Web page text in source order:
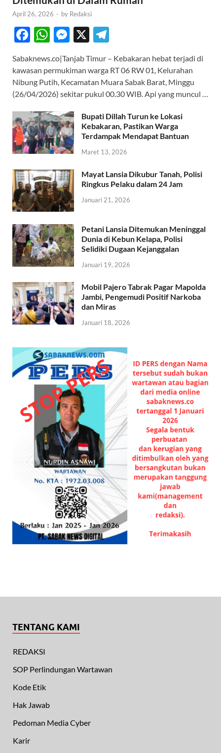
April 26, 2026 - by Redaksi
F
e
b
o
o
k
W
at
s
A
p
p
M
se
n
g
er
X
e
gr
a
m
Sabaknews.co|Tanjab Timur – Kebakaran hebat terjadi di
kawasan permukiman warga RT 06 RW 01, Kelurahan
Nibung Putih, Kecamatan Muara Sabak Barat, Minggu
(26/04/2026) sekitar pukul 00.30 WIB. Api yang muncul …
Bupati Dillah Turun ke Lokasi
Kebakaran, Pastikan Warga
Terdampak Mendapat Bantuan
Maret 13, 2026
Mayat Lansia Dikubur Tanah, Polisi
Ringkus Pelaku dalam 24 Jam
Januari 21, 2026
Petani Lansia Ditemukan Meninggal
Dunia di Kebun Kelapa, Polisi
Selidiki Dugaan Kejanggalan
Januari 19, 2026
Mobil Pajero Tabrak Pagar Mapolda
Jambi, Pengemudi Positif Narkoba
dan Miras
Januari 18, 2026
TENTANG KAMI
REDAKSI
SOP Perlindungan Wartawan
Kode Etik
Hak Jawab
Pedoman Media Cyber
Karir